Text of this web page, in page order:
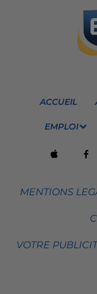
ACCUEIL
EMPLOI
MENTIONS
VOTRE